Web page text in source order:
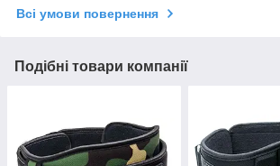
Всі умови повернення
Подібні товари компанії